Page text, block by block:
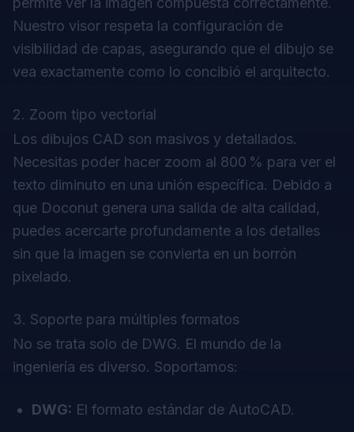
Nuestro visor respeta la configuración de
visibilidad de capas, asegurando que el dibujo se
vea exactamente como lo concibió el arquitecto.
2. Zoom tipo vectorial
Los dibujos CAD son masivos y detallados.
Necesitas poder hacer zoom al 800 % para ver el
texto diminuto en una unión específica. Debido a
que Doconut genera una salida de alta calidad,
puedes acercarte profundamente a los detalles
sin que la imagen se convierta en un borrón
pixelado.
3. Soporte para múltiples formatos
No se trata solo de DWG. El mundo de la
ingeniería es diverso. Soportamos:
DWG: El formato estándar de AutoCAD.